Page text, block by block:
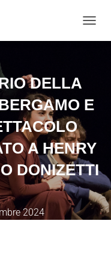
DELLA
E
A HENRY
DONIZETTI
2024